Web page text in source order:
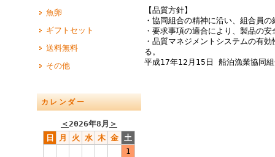
魚卵
ギフトセット
送料無料
その他
カレンダー
＜2026年8月 ＞
日
月 火 水 木 金 土
1
【品質方針】
・協同組合の精神に沿い、組合員
・要求事項の適合により、製品の
・品質マネジメントシステムの有
る。
平成17年12月15日 船泊漁業協同